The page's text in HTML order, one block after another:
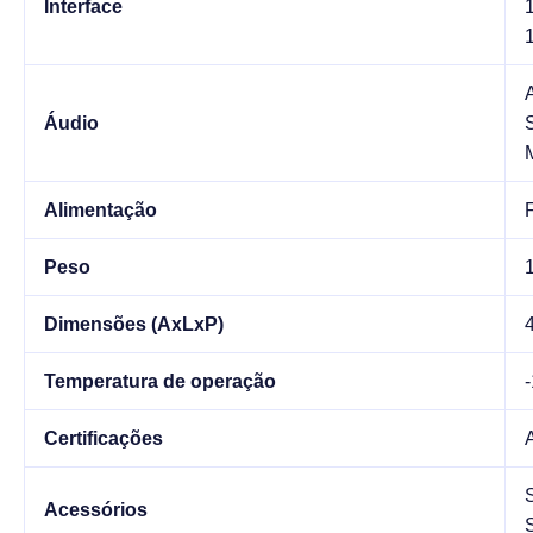
Interface
Áudio
Alimentação
Peso
Dimensões (AxLxP)
Temperatura de operação
Certificações
Acessórios